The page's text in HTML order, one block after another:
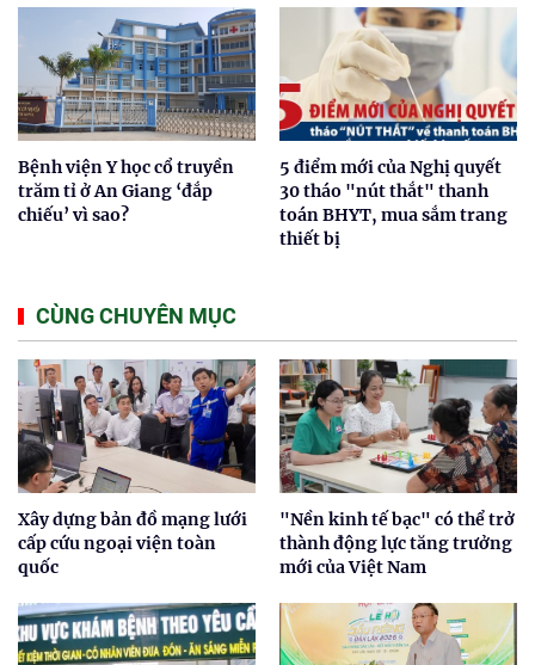
Bệnh viện Y học cổ truyền
trăm tỉ ở An Giang ‘đắp
chiếu’ vì sao?
5 điểm mới của Nghị quyết
30 tháo "nút thắt" thanh
toán BHYT, mua sắm trang
thiết bị
CÙNG CHUYÊN MỤC
Xây dựng bản đồ mạng lưới
cấp cứu ngoại viện toàn
quốc
"Nền kinh tế bạc" có thể trở
thành động lực tăng trưởng
mới của Việt Nam